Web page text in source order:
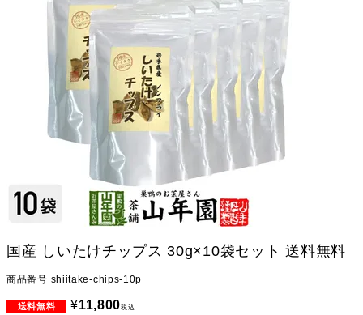
国産 しいたけチップス 30g×10袋セット 送料無料
商品番号 shiitake-chips-10p
¥11,800税込